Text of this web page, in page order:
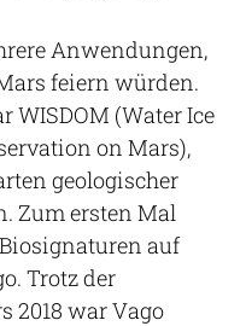
Anwendungen,
feiern würden.
WISDOM (Water Ice
on Mars),
geologischer
Zum ersten Mal
auf
Trotz der
2018 war Vago